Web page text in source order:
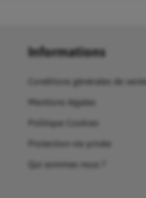
Informations
Conditions générales de vente
Mentions légales
Politique Cookies
Protection vie privée
Qui sommes nous ?